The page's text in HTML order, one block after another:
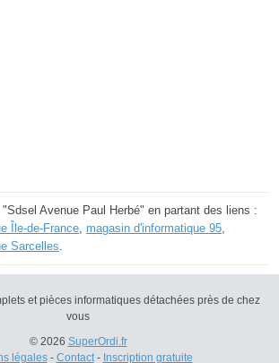
Avenue Paul Herbé" en partant des liens :
Île-de-France magasin d'informatique 95
Sarcelles
et pièces informatiques détachées près de chez
vous
© 2026 SuperOrdi.fr
légales- Contact- Inscription gratuite